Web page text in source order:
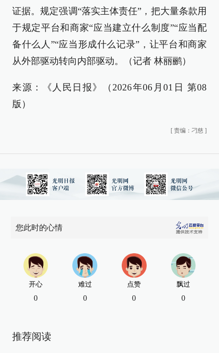
证据。规定强调“落实主体责任”，把大量条款用
于规定平台和商家“应当建立什么制度”“应当配
备什么人”“应当形成什么记录”，让平台和商家
从外部驱动转向内部驱动。（记者 林丽鹂）
来源：《人民日报》（2026年06月01日 第08
版）
[ 责编：刁慈 ]
您此时的心情
开心
0
难过
0
点赞
0
飘过
0
推荐阅读